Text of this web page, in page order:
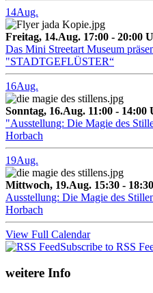
14Aug.
Freitag, 14.Aug. 17:00 - 20:00
Das Mini Streetart Museum
"STADTGEFLÜSTER“
16Aug.
Sonntag, 16.Aug. 11:00 - 14:00
"Ausstellung: Die Magie des
Horbach
19Aug.
Mittwoch, 19.Aug. 15:30 -
Ausstellung: Die Magie des
Horbach
View Full Calendar
Subscribe to RSS
weitere Info